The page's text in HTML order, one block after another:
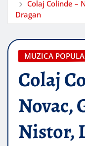
Colaj Colinde –
Dragan
MUZICA
Colaj
Novac,
Nistor,